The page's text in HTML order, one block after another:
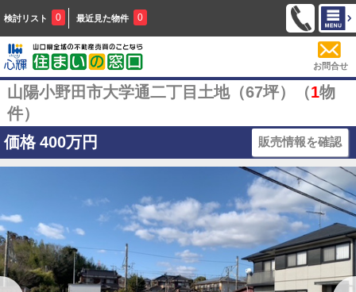
検討リスト 0 最近見た物件 0
お問合せ
山陽小野田市大学通二丁目土地（67坪）（1物
件）
価格 400万円 販売情報を確認